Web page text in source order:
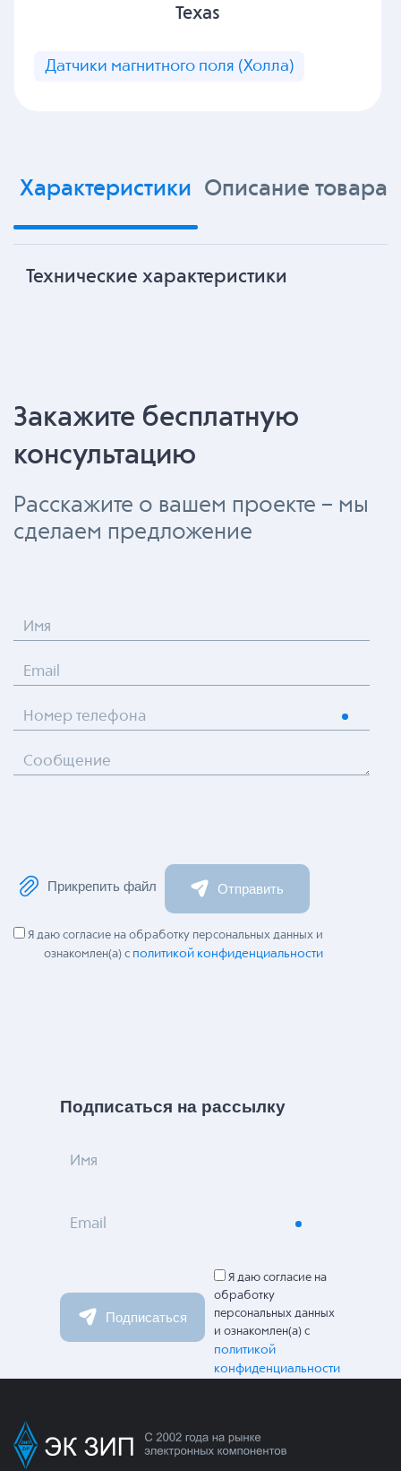
Texas
Датчики магнитного поля (Холла)
Характеристики Описание товара
Технические характеристики
Закажите бесплатную
консультацию
Расскажите о вашем проекте – мы
сделаем предложение
Имя
Email
Номер телефона
Сообщение
Прикрепить файл Отправить
Я даю согласие на обработку персональных данных и
ознакомлен(а) с политикой конфиденциальности
Подписаться на рассылку
Имя
Email
Подписаться
Я даю согласие на
обработку
персональных данных
и ознакомлен(а) с
политикой
конфиденциальности